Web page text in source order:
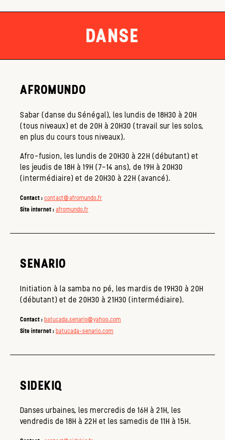
DANSE
AFROMUNDO
Sabar (danse du Sénégal), les lundis de 18H30 à 20H
(tous niveaux) et de 20H à 20H30 (travail sur les solos,
en plus du cours tous niveaux).
Afro-fusion, les lundis de 20H30 à 22H (débutant) et
les jeudis de 18H à 19H (7-14 ans), de 19H à 20H30
(intermédiaire) et de 20H30 à 22H (avancé).
Contact : contact@afromundo.fr
Site internet : afromundo.fr
SENARIO
Initiation à la samba no pé, les mardis de 19H30 à 20H
(débutant) et de 20H30 à 21H30 (intermédiaire).
Contact : batucada.senario@yahoo.com
Site internet : batucada-senario.com
SIDEKIQ
Danses urbaines, les mercredis de 16H à 21H, les
vendredis de 18H à 22H et les samedis de 11H à 15H.